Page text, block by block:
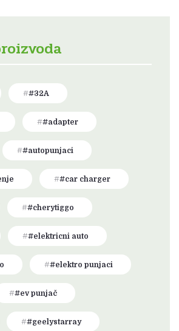
#32A
#adapter
#autopunjaci
#car charger
#cherytiggo
#elektricni auto
#elektro punjaci
#ev punjač
#geelystarray